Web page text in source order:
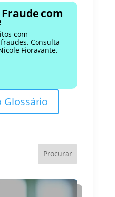
com
com
Consulta
Fioravante.
Glossário